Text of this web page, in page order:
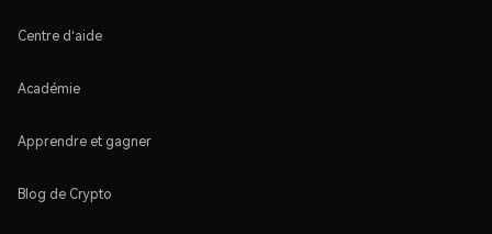
Centre d'aide
Académie
Apprendre et gagner
Blog de Crypto